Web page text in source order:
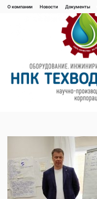
Перейти
О компании Новости Документы